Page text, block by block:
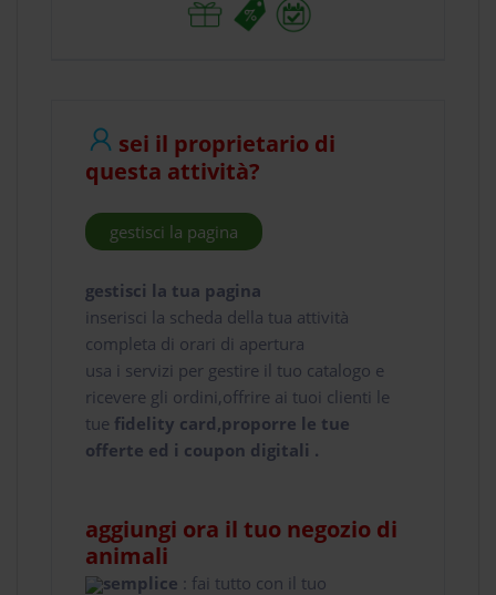
sei il proprietario di
questa attività?
gestisci la pagina
gestisci la tua pagina
inserisci la scheda della tua attività
completa di orari di apertura
usa i servizi per gestire il tuo catalogo e
ricevere gli ordini,offrire ai tuoi clienti le
tue fidelity card,proporre le tue
offerte ed i coupon digitali .
aggiungi ora il tuo negozio di
animali
semplice : fai tutto con il tuo